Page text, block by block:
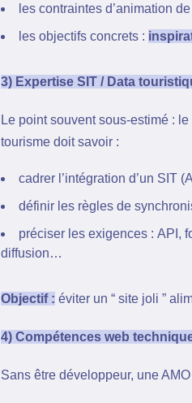
les contraintes d’animation
les objectifs concrets :
3) Expertise SIT / Data
Le point souvent sous-estimé :
tourisme doit savoir :
cadrer l’intégration d’un SIT
définir les règles de
préciser les exigences : API,
diffusion…
Objectif : éviter un “ site joli ”
4) Compétences web
Sans être développeur, une